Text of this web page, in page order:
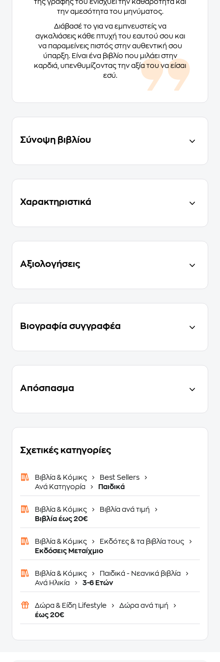
της γραφής του ενισχύει την καθαρότητα και
την αμεσότητα του μηνύματος.
Διάβασέ το για να εμπνευστείς να
αγκαλιάσεις κάθε πτυχή του εαυτού σου και
να παραμείνεις πιστός στην αυθεντική σου
ύπαρξη. Είναι ένα βιβλίο που μιλάει στην
καρδιά, υπενθυμίζοντας την αξία του να είσαι
εσύ.
Σύνοψη βιβλίου
Χαρακτηριστικά
Αξιολογήσεις
Βιογραφία συγγραφέα
Απόσπασμα
Σχετικές κατηγορίες
Βιβλία & Κόμικς
Best Sellers
Ανά Κατηγορία
Παιδικά
Βιβλία & Κόμικς
Βιβλία ανά τιμή
Βιβλία έως 20€
Βιβλία & Κόμικς
Εκδότες & τα βιβλία τους
Εκδόσεις Μεταίχμιο
Βιβλία & Κόμικς
Παιδικά - Νεανικά βιβλία
Ανά Ηλικία
3-6 Ετών
Δώρα & Είδη Lifestyle
Δώρα ανά τιμή
έως 20€